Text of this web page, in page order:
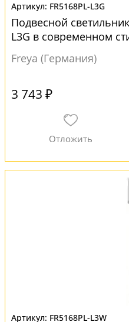
FR5168PL-L3G
Подвесной
L3G в современном
Freya (Германия)
3 743 ₽
FR5168PL-L3W